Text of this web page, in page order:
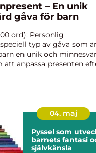
– En unik
gåva för barn
ord): Personlig
typ av gåva som är
en unik och
att anpassa presenten
04. maj
Pyssel som
barnets fantasi
självkänsla